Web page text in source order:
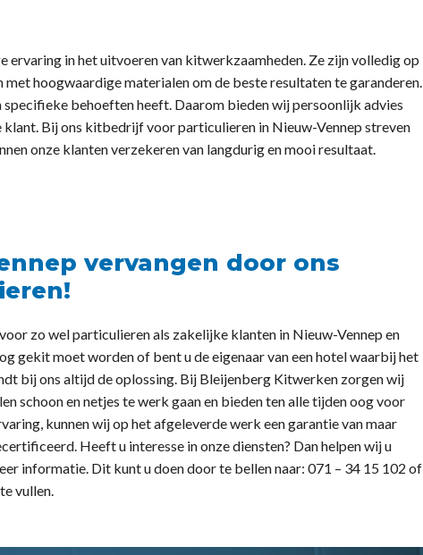
in het uitvoeren van kitwerkzaamheden. Ze zijn volledig op
hoogwaardige materialen om de beste resultaten te garanderen.
behoeften heeft. Daarom bieden wij persoonlijk advies
klant. Bij ons kitbedrijf voor particulieren in Nieuw-Vennep streven
onze klanten verzekeren van langdurig en mooi resultaat.
vervangen door ons
zo wel particulieren als zakelijke klanten in Nieuw-Vennep en
gekit moet worden of bent u de eigenaar van een hotel waarbij het
bij ons altijd de oplossing. Bij Bleijenberg Kitwerken zorgen wij
schoon en netjes te werk gaan en bieden ten alle tijden oog voor
kunnen wij op het afgeleverde werk een garantie van maar
Heeft u interesse in onze diensten? Dan helpen wij u
informatie. Dit kunt u doen door te bellen naar: 071 – 34 15 102 of
vullen.